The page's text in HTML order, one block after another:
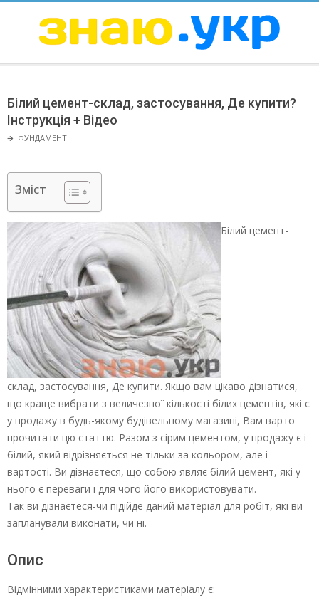
ЗНАЮ
Menu
Білий цемент-склад, застосування, Де купити?
Інструкція + Відео
🡲 ФУНДАМЕНТ
Зміст
Білий цемент-
склад, застосування, Де купити. Якщо вам цікаво дізнатися,
що краще вибрати з величезної кількості білих цементів, які є
у продажу в будь-якому будівельному магазині, Вам варто
прочитати цю статтю. Разом з сірим цементом, у продажу є і
білий, який відрізняється не тільки за кольором, але і
вартості. Ви дізнаєтеся, що собою являє білий цемент, які у
нього є переваги і для чого його використовувати.
Так ви дізнаєтеся-чи підійде даний матеріал для робіт, які ви
запланували виконати, чи ні.
Опис
Відмінними характеристиками матеріалу є: